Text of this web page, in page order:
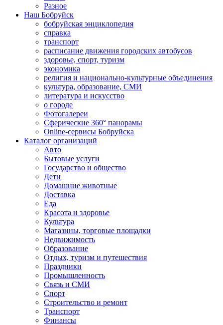
Разное
Наш Бобруйск
бобруйская энциклопедия
справка
транспорт
расписание движения городских автобусов
здоровье, спорт, туризм
экономика
религия и национально-культурные объединения
культура, образование, СМИ
литература и искусство
о городе
Фотогалереи
Сферические 360° панорамы
Online-сервисы Бобруйска
Каталог организаций
Авто
Бытовые услуги
Государство и общество
Дети
Домашние животные
Доставка
Еда
Красота и здоровье
Культура
Магазины, торговые площадки
Недвижимость
Образование
Отдых, туризм и путешествия
Праздники
Промышленность
Связь и СМИ
Спорт
Строительство и ремонт
Транспорт
Финансы